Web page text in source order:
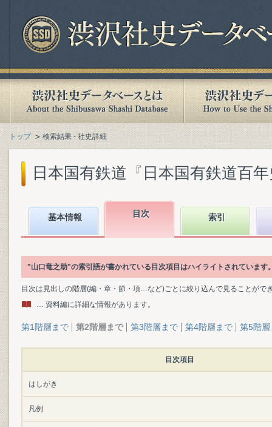
トップ 検索結果 - 社史詳細
日本国有鉄道『日本国有鉄道百
基本情報 目次 索引
"山口竜之助"の索引語が書かれている目次項目はハイライトされています
目次は見出しの階層(編・章・節・項…など)ごとに絞り込んで見ることがで
… 資料編に詳細な情報があります。
第1階層まで 第2階層まで 第3階層まで 第4階層まで 第5階層
目次項目
はしがき
凡例